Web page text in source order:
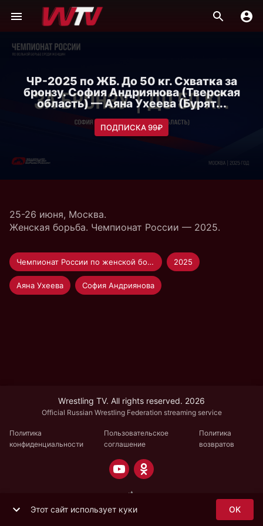
ЧР-2025 по ЖБ. До 50 кг. Схватка за
бронзу. София Андриянова (Тверская
область) — Аяна Ухеева (Бурят...
ПОДПИСКА 99₽
25-26 июня, Москва.
Женская борьба. Чемпионат России — 2025.
Чемпионат России по женской борьбе 2025
Аяна Ухеева София Андриянова
Wrestling TV. All rights reserved. 2026
Official Russian Wrestling Federation streaming service
Политика
конфиденциальности
Пользовательское
соглашение
Политика
возвратов
Этот сайт использует куки OK